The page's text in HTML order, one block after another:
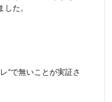
た。
”で無いことが実証さ